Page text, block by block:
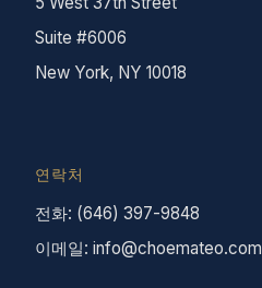
Suite #6006
New York, NY 10018
연락처
전화: (646) 397-9848
이메일: info@choemateo.com